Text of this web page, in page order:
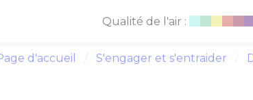
Qualité de l'air :
d'accueil S'engager et s'entraider